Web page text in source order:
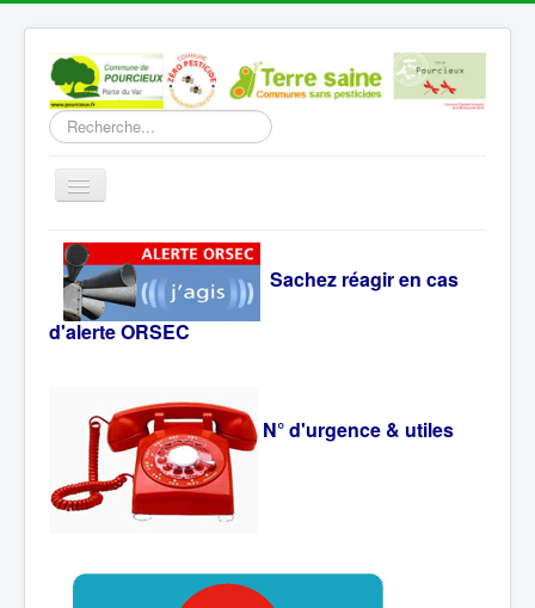
Rechercher
Basculer
Accueil
Découverte
Vie Municipale
Infos pratiques
Communication
Vous êtes ici : Accueil
Numéros d'urgence et utiles
Sachez réagir en cas
d'alerte ORSEC
N° d'urgence & utiles